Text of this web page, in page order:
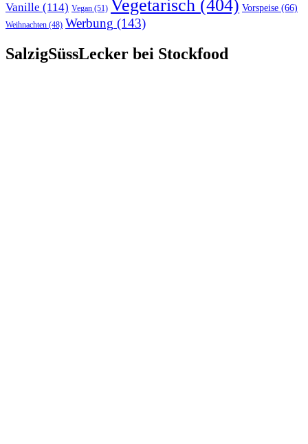
Vanille (114) Vegan (51) Vegetarisch (404) Vorspeise (66)
Weihnachten (48) Werbung (143)
SalzigSüssLecker bei Stockfood